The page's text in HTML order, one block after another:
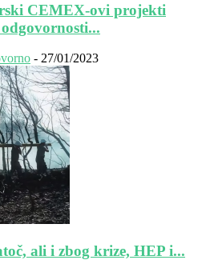
CEMEX-ovi projekti
- 27/01/2023
ali i zbog krize, HEP i...